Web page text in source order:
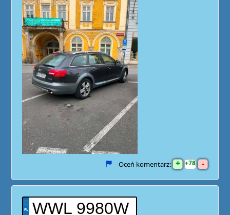
Oceń komentarz: + 78 -
WWL 9980W